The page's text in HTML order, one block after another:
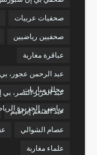
صحفيات عربيات
صحفيين رياضيين
عباقرة مغاربة
عبد الرحمن عجور،
محلل مباريات
عبد العزيز النصر،
رياضي، الجزيرة
عبد المنعم إبراهيم
عصام الشوالي
علماء مغاربة